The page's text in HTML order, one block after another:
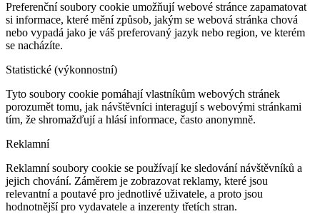
Preferenční soubory cookie umožňují webové stránce zapamatovat
si informace, které mění způsob, jakým se webová stránka chová
nebo vypadá jako je váš preferovaný jazyk nebo region, ve kterém
se nacházíte.
Statistické (výkonnostní)
Tyto soubory cookie pomáhají vlastníkům webových stránek
porozumět tomu, jak návštěvníci interagují s webovými stránkami
tím, že shromažďují a hlásí informace, často anonymně.
Reklamní
Reklamní soubory cookie se používají ke sledování návštěvníků a
jejich chování. Záměrem je zobrazovat reklamy, které jsou
relevantní a poutavé pro jednotlivé uživatele, a proto jsou
hodnotnější pro vydavatele a inzerenty třetích stran.